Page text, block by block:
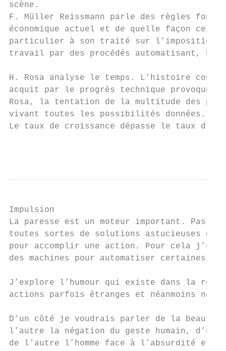
scène.
F. Müller Reissmann parle des règles
économique actuel et de quelle façon
particulier à son traité sur l’imposition
travail par des procédés automatisant,
H. Rosa analyse le temps. L’histoire
acquit par le progrès technique provoque
Rosa, la tentation de la multitude des
vivant toutes les possibilités données.
Le taux de croissance dépasse le taux
Impulsion
La paresse est un moteur important. Pas
toutes sortes de solutions astucieuses
pour accomplir une action. Pour cela
des machines pour automatiser certaines
J’explore l’humour qui existe dans la
actions parfois étranges et néanmoins
D’un côté je voudrais parler de la beauté
l’autre la négation du geste humain,
de l’autre l’homme face à l’absurdité et